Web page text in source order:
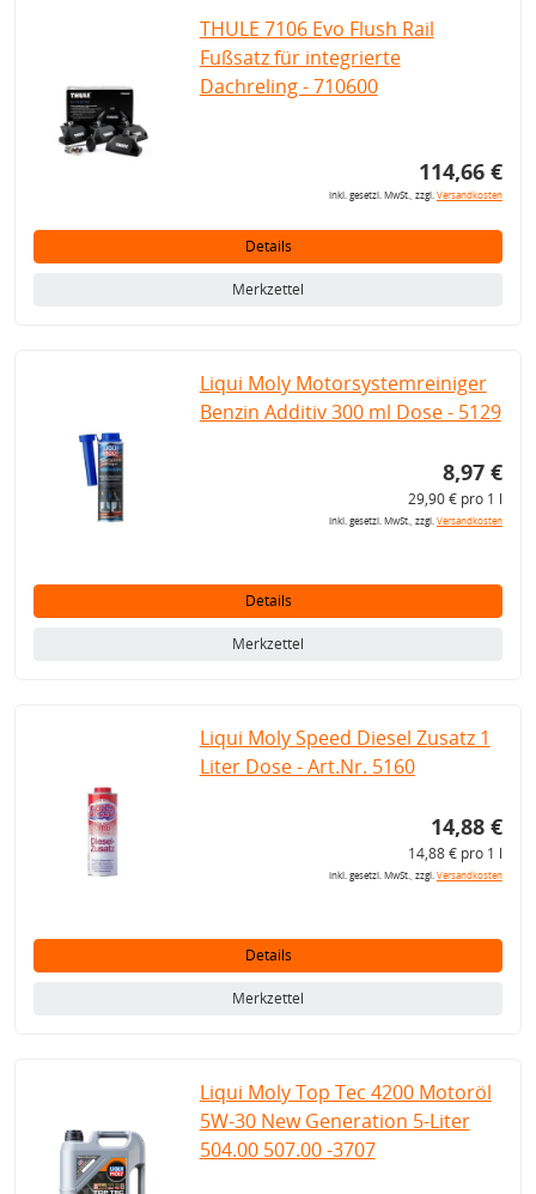
THULE 7106 Evo Flush Rail
Fußsatz für integrierte
Dachreling - 710600
114,66 €
inkl. gesetzl. MwSt., zzgl.Versandkosten
Details
Merkzettel
Liqui Moly Motorsystemreiniger
Benzin Additiv 300 ml Dose - 5129
8,97 €
29,90 € pro 1 l
inkl. gesetzl. MwSt., zzgl.Versandkosten
Details
Merkzettel
Liqui Moly Speed Diesel Zusatz 1
Liter Dose - Art.Nr. 5160
14,88 €
14,88 € pro 1 l
inkl. gesetzl. MwSt., zzgl.Versandkosten
Details
Merkzettel
Liqui Moly Top Tec 4200 Motoröl
5W-30 New Generation 5-Liter
504.00 507.00 -3707